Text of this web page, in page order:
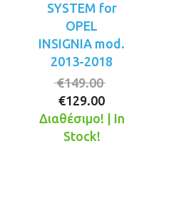
SYSTEM for
OPEL
INSIGNIA mod.
2013-2018
€149.00
was:
€129.00
τρέχουσα
Διαθέσιμο! | In
Stock!